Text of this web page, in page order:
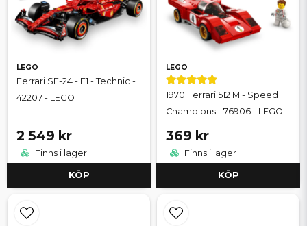
LEGO
Ferrari SF-24 - F1 - Technic -
42207 - LEGO
2 549 kr
Finns i lager
KÖP
LEGO
1970 Ferrari 512 M - Speed
Champions - 76906 - LEGO
369 kr
Finns i lager
KÖP